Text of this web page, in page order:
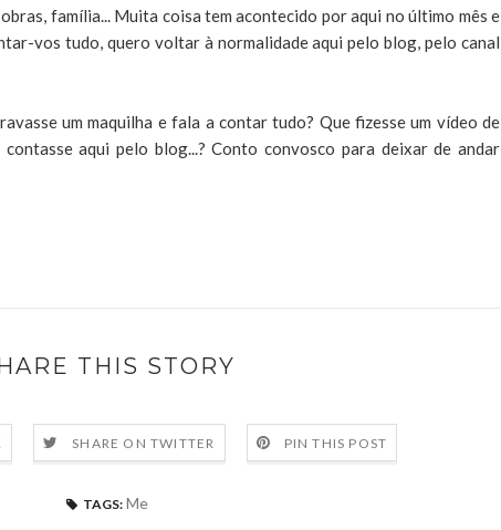
família... Muita coisa tem acontecido por aqui no último mês e
vos tudo, quero voltar à normalidade aqui pelo blog, pelo canal
um maquilha e fala a contar tudo? Que fizesse um vídeo de
contasse aqui pelo blog...? Conto convosco para deixar de andar
THIS STORY
SHARE ON TWITTER PIN THIS POST
TAGS: Me